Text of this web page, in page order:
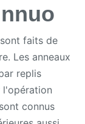
faits de
Les anneaux
replis
l'opération
connus